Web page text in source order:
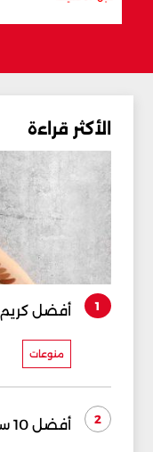
الأكثر قراءة
1 أفضل كريم
منوعات
2 أفضل 10 سيارات مناسبة للشباب